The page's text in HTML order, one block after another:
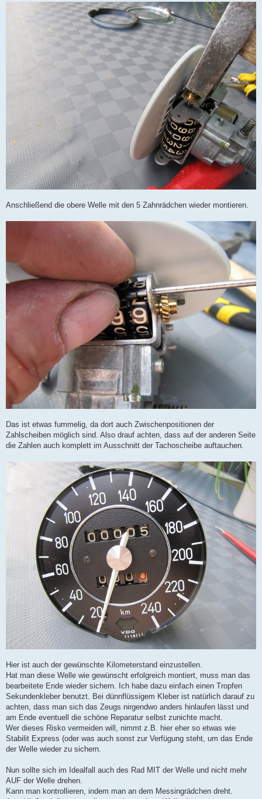
Anschließend die obere Welle mit den 5 Zahnrädchen wieder montieren.
Das ist etwas fummelig, da dort auch Zwischenpositionen der
Zahlscheiben möglich sind. Also drauf achten, dass auf der anderen Seite
die Zahlen auch komplett im Ausschnitt der Tachoscheibe auftauchen.
Hier ist auch der gewünschte Kilometerstand einzustellen.
Hat man diese Welle wie gewünscht erfolgreich montiert, muss man das
bearbeitete Ende wieder sichern. Ich habe dazu einfach einen Tropfen
Sekundenkleber benutzt. Bei dünnflüssigem Kleber ist natürlich darauf zu
achten, dass man sich das Zeugs nirgendwo anders hinlaufen lässt und
am Ende eventuell die schöne Reparatur selbst zunichte macht.
Wer dieses Risko vermeiden will, nimmt z.B. hier eher so etwas wie
Stabilit Express (oder was auch sonst zur Verfügung steht, um das Ende
der Welle wieder zu sichern.
Nun sollte sich im Idealfall auch des Rad MIT der Welle und nicht mehr
AUF der Welle drehen.
Kann man kontrollieren, indem man an dem Messingrädchen dreht.